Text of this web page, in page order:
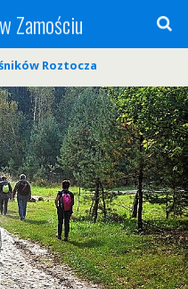
Zamościu
Roztocza